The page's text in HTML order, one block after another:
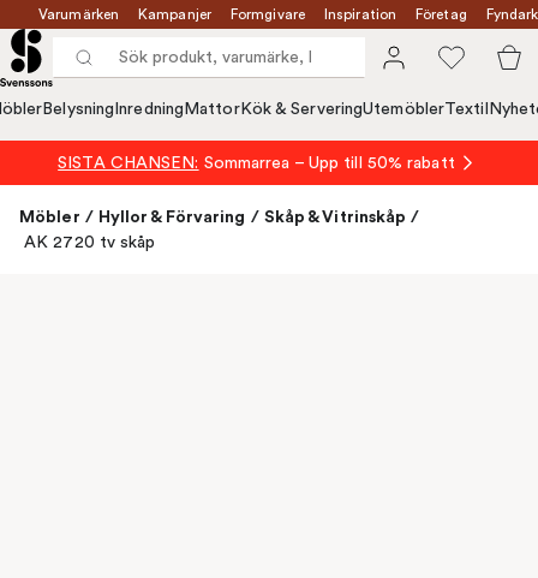
Varumärken Kampanjer Formgivare Inspiration Företag
Belysning Inredning MattorKök & ServeringUtemöblerTextil
SISTA CHANSEN: Sommarrea – Upp till 50% rabatt
Möbler / Hyllor & Förvaring / Skåp & Vitrinskåp /
AK 2720 tv skåp